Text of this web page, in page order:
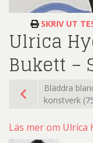
SKRIV UT
Ulrica
Bukett –
Bläddra
konstverk
Läs mer om Ulrica